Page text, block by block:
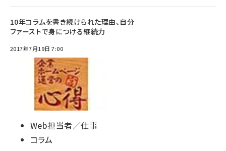
10年コラムを書き続けられた理由、自分
ファーストで身につける継続力
2017年7月19日 7:00
Web担当者／仕事
コラム